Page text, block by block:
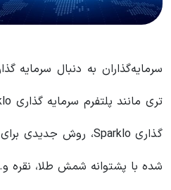
سرمایه‌گذاران به دنبال سرمایه
شده با پشتوانه شمش طلا، نقره